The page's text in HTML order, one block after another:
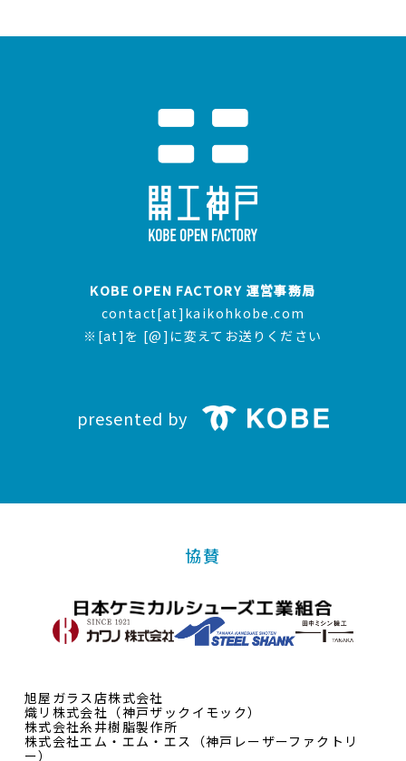
KOBE OPEN FACTORY 運営事務局
contact[at]kaikohkobe.com
※[at]を [@]に変えてお送りください
presented by
協賛
旭屋ガラス店株式会社
熾リ株式会社（神戸ザックイモック）
株式会社糸井樹脂製作所
株式会社エム・エム・エス（神戸レーザーファクトリ
ー）